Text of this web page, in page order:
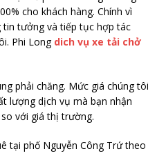
cho khách hàng. Chính vì
tin tưởng và tiếp tục hợp tác
Phi Long dich vụ xe tải chở
phải chăng. Mức giá chúng tôi
lượng dịch vụ mà bạn nhận
với giá thị trường.
tại phố Nguyễn Công Trứ theo